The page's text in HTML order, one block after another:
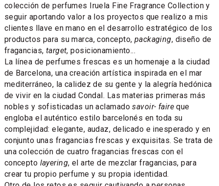
colección de perfumes Iruela Fine Fragrance Collection y
seguir aportando valor a los proyectos que realizo a mis
clientes llave en mano en el desarrollo estratégico de los
productos para su marca, concepto, packaging, diseño de
fragancias, target, posicionamiento...
La línea de perfumes frescas es un homenaje a la ciudad
de Barcelona, una creación artística inspirada en el mar
mediterráneo, la calidez de su gente y la alegría hedónica
de vivir en la ciudad Condal. Las materias primeras más
nobles y sofisticadas un aclamadosavoir- faire que
engloba el auténtico estilo barcelonés en toda su
complejidad: elegante, audaz, delicado e inesperado y en
conjunto unas fragancias frescas y exquisitas. Se trata de
una colección de cuatro fragancias frescas con el
concepto layering, el arte de mezclar fragancias, para
crear tu propio perfume y su propia identidad.